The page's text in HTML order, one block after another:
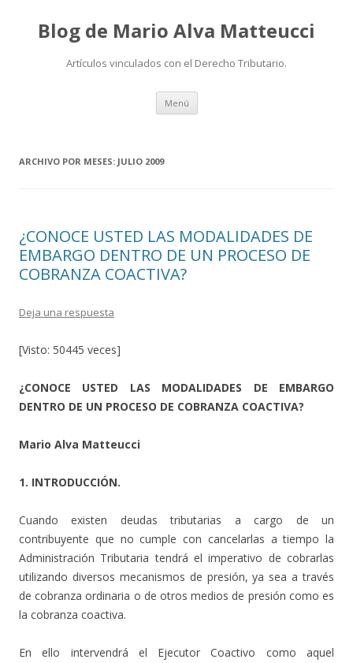
Blog de Mario Alva Matteucci
Artículos vinculados con el Derecho Tributario.
Menú Ir
contenido
ARCHIVO POR MESES: JULIO 2009
¿CONOCE USTED LAS MODALIDADES DE
EMBARGO DENTRO DE UN PROCESO DE
COBRANZA COACTIVA?
Deja una respuesta
[Visto: 50445 veces]
¿CONOCE USTED LAS MODALIDADES DE EMBARGO
DENTRO DE UN PROCESO DE COBRANZA COACTIVA?
Mario Alva Matteucci
1. INTRODUCCIÓN.
Cuando existen deudas tributarias a cargo de un
contribuyente que no cumple con cancelarlas a tiempo la
Administración Tributaria tendrá el imperativo de cobrarlas
utilizando diversos mecanismos de presión, ya sea a través
de cobranza ordinaria o de otros medios de presión como es
la cobranza coactiva.
En ello intervendrá el Ejecutor Coactivo como aquel